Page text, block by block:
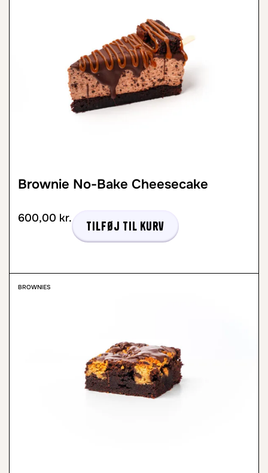
Brownie No-Bake Cheesecake
600,00 kr.
Tilføj til kurv
BROWNIES